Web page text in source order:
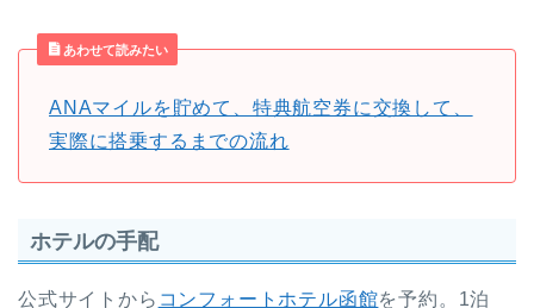
あわせて読みたい
ANAマイルを貯めて、特典航空券に交換して、
実際に搭乗するまでの流れ
ホテルの手配
公式サイトから コンフォートホテル函館を予約。1泊